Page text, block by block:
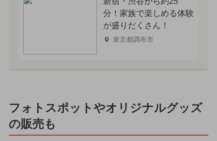
分！家族で楽しめる体験
が盛りだくさん！
東京都調布市
フォトスポットやオリジナルグッズ
の販売も